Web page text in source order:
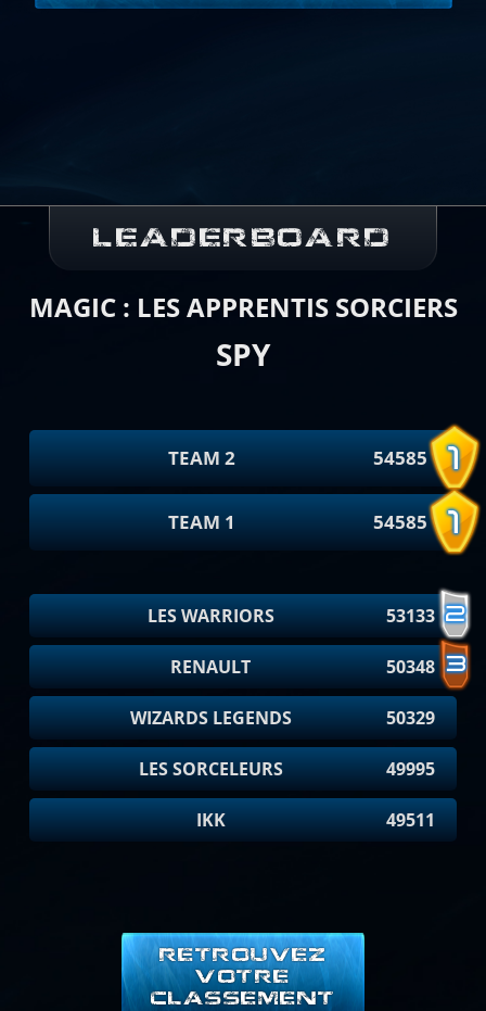
LEADERBOARD
MAGIC : LES APPRENTIS SORCIERS
SPY
TEAM 2 54585
TEAM 1 54585
LES WARRIORS 53133
RENAULT 50348
WIZARDS LEGENDS 50329
LES SORCELEURS 49995
IKK 49511
RETROUVEZ
VOTRE
CLASSEMENT